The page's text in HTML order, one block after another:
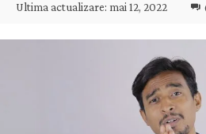
Ultima actualizare: mai 12, 2022